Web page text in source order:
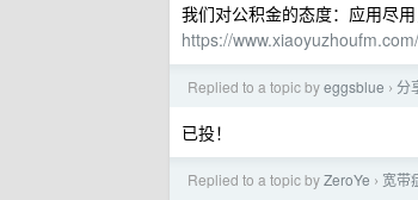
我们对公积金的态度：应用尽
https://
Replied to a topic byeggsblue › 分
已投！
Replied to a topic byZeroYe › 宽带